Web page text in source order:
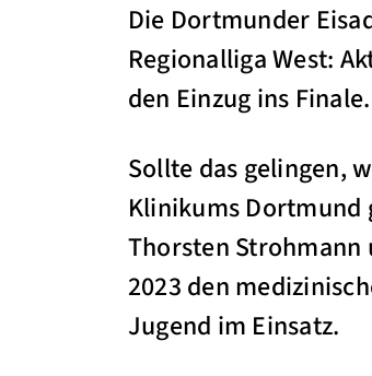
Die Dortmunder
Regionalliga West:
den Einzug ins Finale.
Sollte das gelingen,
Klinikums Dortmund
Thorsten Strohmann
2023 den
Jugend im Einsatz.